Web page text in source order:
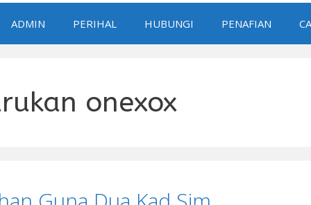
ADMIN PERIHAL HUBUNGI PENAFIAN
onexox